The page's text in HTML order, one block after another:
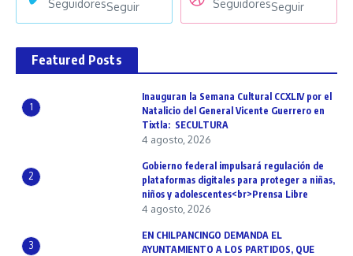
SeguidoresSeguir
SeguidoresSeguir
Featured Posts
1
Inauguran la Semana Cultural CCXLIV por el
Natalicio del General Vicente Guerrero en
Tixtla: SECULTURA
4 agosto, 2026
2
Gobierno federal impulsará regulación de
plataformas digitales para proteger a niñas,
niños y adolescentes<br>Prensa Libre
4 agosto, 2026
3
EN CHILPANCINGO DEMANDA EL
AYUNTAMIENTO A LOS PARTIDOS, QUE